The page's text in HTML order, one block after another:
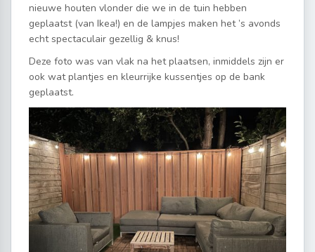
nieuwe houten vlonder die we in de tuin hebben
geplaatst (van Ikea!) en de lampjes maken het ’s avonds
echt spectaculair gezellig & knus!
Deze foto was van vlak na het plaatsen, inmiddels zijn er
ook wat plantjes en kleurrijke kussentjes op de bank
geplaatst.